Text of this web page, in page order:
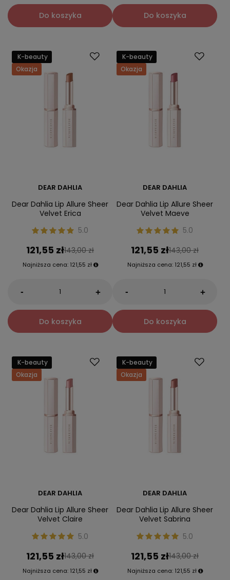
Do koszyka Do koszyka
K-beauty
Okazja
DEAR DAHLIA
Dear Dahlia Lip Allure Sheer
Velvet Erica
5.0
121,55 zł143,00 zł
Najniższa cena: 121,55 zł
- +
Do koszyka
K-beauty
Okazja
DEAR DAHLIA
Dear Dahlia Lip Allure Sheer
Velvet Maeve
5.0
121,55 zł143,00 zł
Najniższa cena: 121,55 zł
- +
Do koszyka
K-beauty
Okazja
DEAR DAHLIA
Dear Dahlia Lip Allure Sheer
Velvet Claire
5.0
121,55 zł143,00 zł
Najniższa cena: 121,55 zł
K-beauty
Okazja
DEAR DAHLIA
Dear Dahlia Lip Allure Sheer
Velvet Sabrina
5.0
121,55 zł143,00 zł
Najniższa cena: 121,55 zł